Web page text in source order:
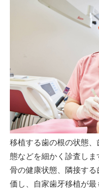
移植する歯の根の状態
態などを細かく診査し
骨の健康状態、隣接す
価し、自家歯牙移植が